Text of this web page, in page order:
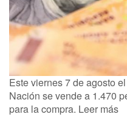
Este viernes 7 de agosto
Nación se vende a 1.470
para la compra. Leer más